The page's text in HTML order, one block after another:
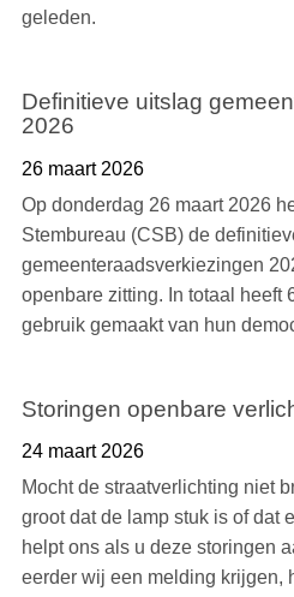
geleden.
Definitieve uitslag
2026
26 maart 2026
Op donderdag 26 maart 2026
Stembureau (CSB) de
gemeenteraadsverkiezingen
openbare zitting. In totaal heeft
gebruik gemaakt van hun
Storingen openbare
24 maart 2026
Mocht de straatverlichting niet
groot dat de lamp stuk is of dat
helpt ons als u deze storingen
eerder wij een melding krijgen,